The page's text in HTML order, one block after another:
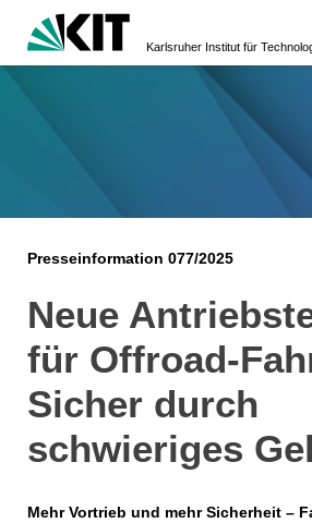
Karlsruher Institut für
Presseinformation 077/2025
Neue
für Offroad-
Sicher durch
schwieriges
Mehr Vortrieb und mehr Sicherheit –